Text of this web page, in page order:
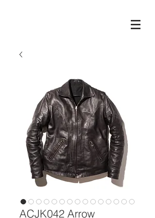
ACJK042 Arrow